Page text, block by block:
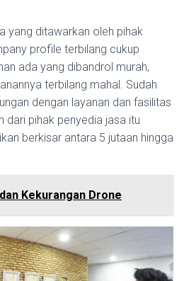
yang ditawarkan oleh pihak
profile terbilang cukup
ada yang dibandrol murah,
terbilang mahal. Sudah
dengan layanan dan fasilitas
dari pihak penyedia jasa itu
berkisar antara 5 jutaan hingga
Kekurangan Drone